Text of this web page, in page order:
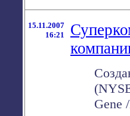
15.11.2007
16:21
Gene